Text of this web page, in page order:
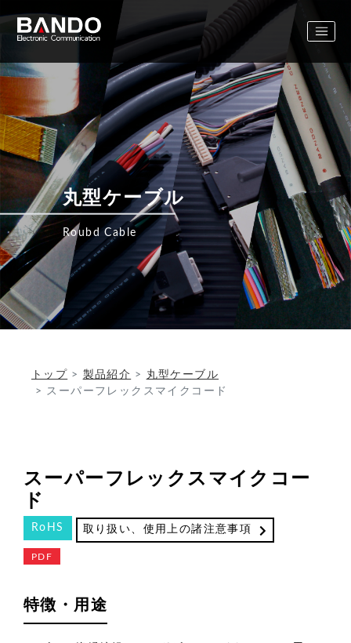
丸型ケーブル
Roubd Cable
トップ 製品紹介
丸型ケーブル
スーパーフレックスマイクコード
スーパーフレックスマイクコー
ド
RoHS 取り扱い、使用上の諸注意事項
PDF
特徴・用途